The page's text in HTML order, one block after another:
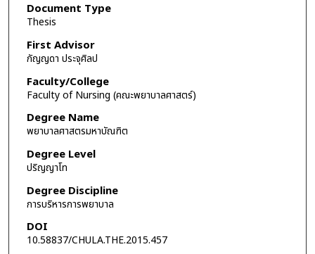
Document Type
Thesis
First Advisor
กัญญดา ประจุศิลป
Faculty/College
Faculty of Nursing (คณะพยาบาลศาสตร์)
Degree Name
พยาบาลศาสตรมหาบัณฑิต
Degree Level
ปริญญาโท
Degree Discipline
การบริหารการพยาบาล
DOI
10.58837/CHULA.THE.2015.457